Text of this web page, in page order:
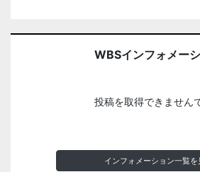
WBSインフォメー
投稿を取得できません
インフォメーション一覧を